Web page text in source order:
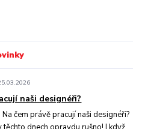
naši designéři?
čem právě pracují naši designéři?